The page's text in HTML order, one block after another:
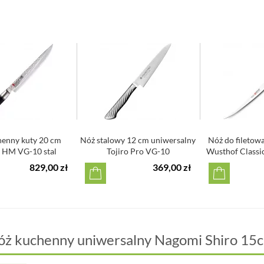
kuty 20 cm
HM VG-10 stal
...
829,00 zł
Nóż stalowy 12 cm uniwersalny
Tojiro Pro VG-10
369,00 zł
Nóż do
Wusthof
kuchenny uniwersalny Nagomi Shiro